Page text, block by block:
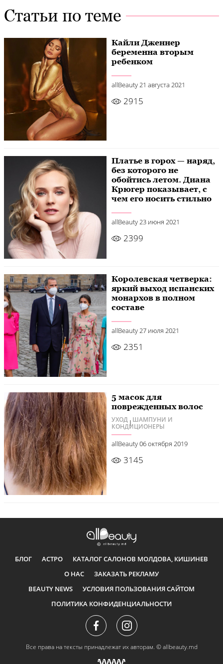
Статьи по теме
Кайли Дженнер
беременна вторым
ребенком
allBeauty21 августа 2021
2915
Платье в горох — наряд,
без которого не
обойтись летом. Диана
Крюгер показывает, с
чем его носить стильно
allBeauty23 июня 2021
2399
Королевская четверка:
яркий выход испанских
монархов в полном
составе
allBeauty27 июля 2021
2351
5 масок для
поврежденных волос
УХОД ШАМПУНИ И
КОНДИЦИОНЕРЫ
allBeauty06 октября 2019
3145
БЛОГ АСТРО
КАТАЛОГ САЛОНОВ МОЛДОВА, КИШИНЕВ
О НАС
ЗАКАЗАТЬ РЕКЛАМУ
BEAUTY NEWS
УСЛОВИЯ ПОЛЬЗОВАНИЯ САЙТОМ
ПОЛИТИКА КОНФИДЕНЦИАЛЬНОСТИ
Все права на тексты принадлежат их авторам. © allbeauty.md